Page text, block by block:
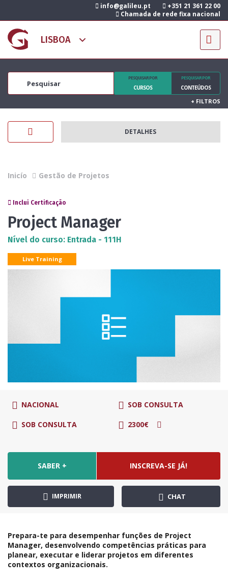
info@galileu.pt
+351 21 361 22 00
Chamada de rede fixa nacional
PESQUISAR POR
CURSOS
PESQUISAR POR
CONTEÚDOS
+ FILTROS
DETALHES
Inicío Gestão de Projetos
Inclui Certificação
Project Manager
Nível do curso: Entrada - 111H
Live Training
NACIONAL SOB CONSULTA
SOB CONSULTA 2300€
SABER + INSCREVA-SE JÁ!
IMPRIMIR CHAT
Prepara-te para desempenhar funções de Project
Manager, desenvolvendo competências práticas para
planear, executar e liderar projetos em diferentes
contextos organizacionais.